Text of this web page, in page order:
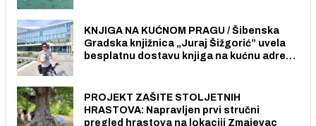
KNJIGA NA KUĆNOM PRAGU / Šibenska
Gradska knjižnica „Juraj Šižgorić” uvela
besplatnu dostavu knjiga na kućnu adresu
PROJEKT ZAŠITE STOLJETNIH
HRASTOVA: Napravljen prvi stručni
pregled hrastova na lokaciji Zmajevac